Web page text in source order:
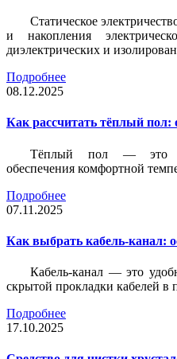
Статическое
и накопления
диэлектрических и
Подробнее
08.12.2025
Как рассчитать тёплый
Тёплый пол — это
обеспечения комфортной
Подробнее
07.11.2025
Как выбрать кабель-канал:
Кабель-канал — это
скрытой прокладки кабелей в
Подробнее
17.10.2025